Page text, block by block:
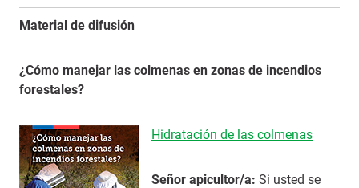
Material de difusión
¿Cómo manejar las colmenas en zonas de incendios
forestales?
Hidratación de las colmenas
Señor apicultor/a: Si usted se